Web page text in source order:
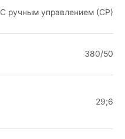
С ручным управлением (СР)
380/50
29;6